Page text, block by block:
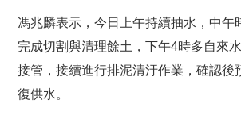
馮兆麟表示，今日上午持續抽水，中午
完成切割與清理餘土，下午4時多自來
接管，接續進行排泥清汙作業，確認後
復供水。